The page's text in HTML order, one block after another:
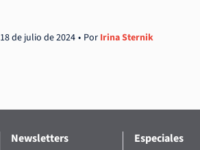
Por Irina Sternik
18 de julio de 2024
Newsletters Especiales